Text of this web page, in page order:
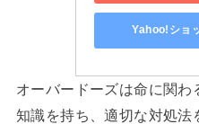
Yahoo!ショ
オーバードーズは命に関
知識を持ち、適切な対処法